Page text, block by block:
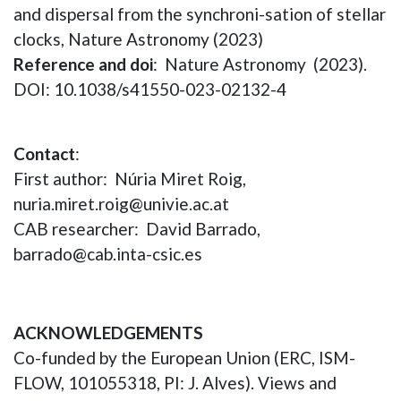
and dispersal from the synchroni-sation of stellar
clocks, Nature Astronomy (2023)
Reference and doi: Nature Astronomy (2023).
DOI: 10.1038/s41550-023-02132-4
Contact:
First author: Núria Miret Roig,
nuria.miret.roig@univie.ac.at
CAB researcher: David Barrado,
barrado@cab.inta-csic.es
ACKNOWLEDGEMENTS
Co-funded by the European Union (ERC, ISM-
FLOW, 101055318, PI: J. Alves). Views and